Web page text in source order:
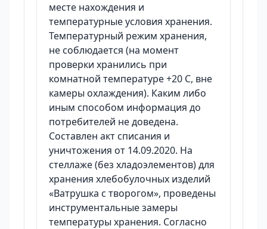
месте нахождения и
температурные условия хранения.
Температурный режим хранения,
не соблюдается (на момент
проверки хранились при
комнатной температуре +20 С, вне
камеры охлаждения). Каким либо
иным способом информация до
потребителей не доведена.
Составлен акт списания и
уничтожения от 14.09.2020. На
стеллаже (без хладоэлементов) для
хранения хлебобулочных изделий
«Ватрушка с творогом», проведены
инструментальные замеры
температуры хранения. Согласно